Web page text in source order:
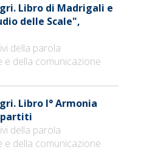
Libro di Madrigali e
delle Scale",
della parola
e della comunicazione
Libro I° Armonia
della parola
e della comunicazione